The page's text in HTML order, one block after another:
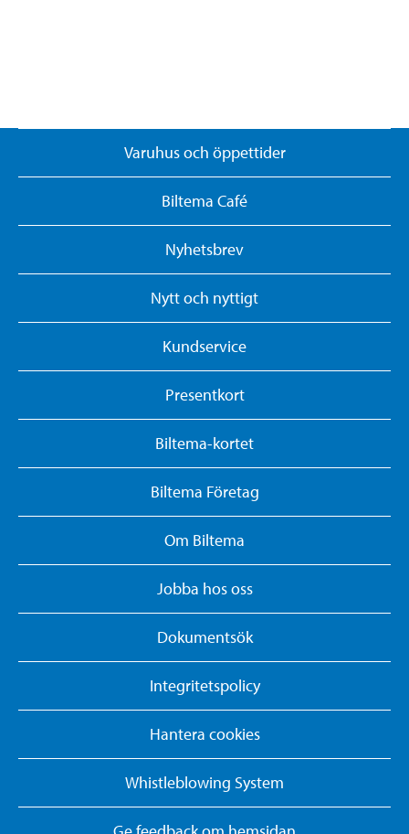
Varuhus och öppettider
Biltema Café
Nyhetsbrev
Nytt och nyttigt
Kundservice
Presentkort
Biltema-kortet
Biltema Företag
Om Biltema
Jobba hos oss
Dokumentsök
Integritetspolicy
Hantera cookies
Whistleblowing System